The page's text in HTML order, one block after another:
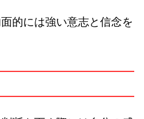
的には強い意志と信念を